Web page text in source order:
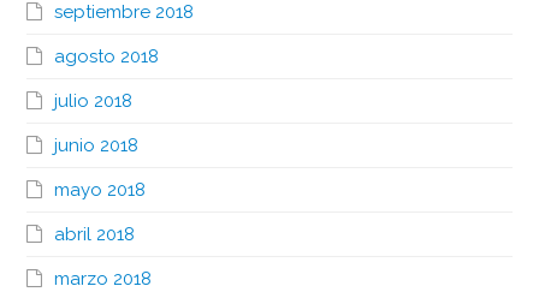
septiembre 2018
agosto 2018
julio 2018
junio 2018
mayo 2018
abril 2018
marzo 2018